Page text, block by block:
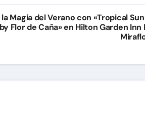
la Magia del Verano con «Tropical
by Flor de Caña» en Hilton Garden Inn